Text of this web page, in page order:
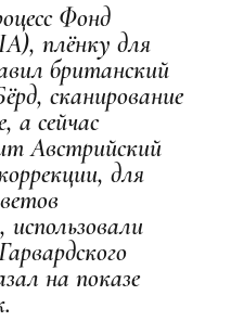
Фонд
плёнку для
британский
сканирование
а сейчас
Австрийский
для
на показе